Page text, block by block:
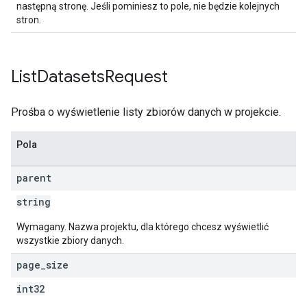
następną stronę. Jeśli pominiesz to pole, nie będzie kolejnych
stron.
ListDatasetsRequest
Prośba o wyświetlenie listy zbiorów danych w projekcie.
Pola
parent
string
Wymagany. Nazwa projektu, dla którego chcesz wyświetlić
wszystkie zbiory danych.
page size
int32